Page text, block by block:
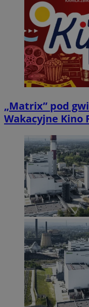
„Matrix” pod
Wakacyjne Kino